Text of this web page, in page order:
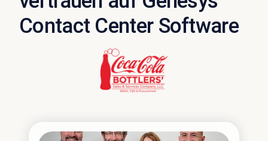
Contact Center Software